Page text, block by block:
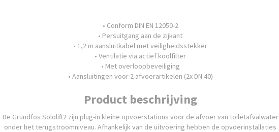
• Conform DIN EN 12050-2
• Persuitgang aan de zijkant
• 1,2 m aansluitkabel met veiligheidsstekker
• Ventilatie via actief koolfilter
• Met overloopbeveiliging
• Aansluitingen voor 2 afvoerartikelen (2x DN 40)
Product beschrijving
De Grundfos Sololift2 zijn plug-in kleine opvoerstations voor de afvoer van toiletafvalwater
onder het terugstroomniveau. Afhankelijk van de uitvoering hebben de opvoerinstallaties